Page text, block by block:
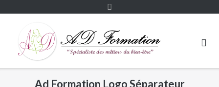
Ad Formation Logo Séparateur